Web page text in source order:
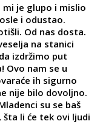
je glupo i mislio
i odustao.
Od nas dosta.
na stanici
izdržimo put
Ovo nam se u
ih sigurno
nije bilo dovoljno.
su se baš
li će tek ovi ljudi